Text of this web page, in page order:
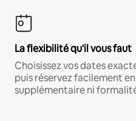
La flexibilité qu'il vous faut
Choisissez vos dates
puis réservez facilement
supplémentaire ni